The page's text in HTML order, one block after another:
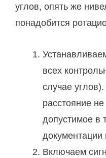
углов, опять же
понадобится
всех
случае
расстояние
допустимое в
документации
Включаем